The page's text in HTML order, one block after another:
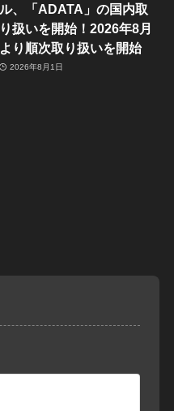
ル、「ADATA」の国内取
り扱いを開始！2026年8月
より順次取り扱いを開始
2026年8月1日